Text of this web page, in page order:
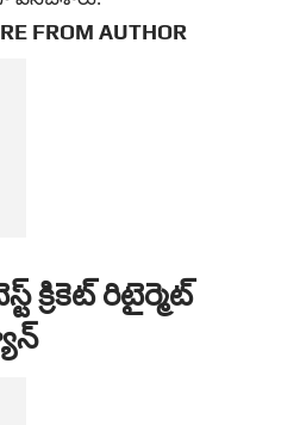
FROM AUTHOR
క్రికెట్ రిటైర్మెట్